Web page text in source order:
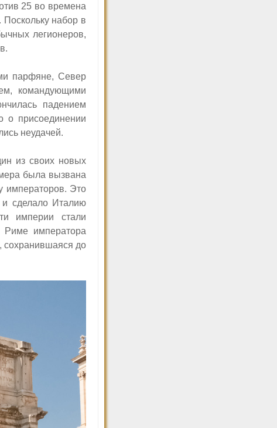
25 во времена
набор в
легионеров,
парфяне, Север
командующими
падением
о присоединении
неудачей.
из своих новых
была вызвана
императоров. Это
и сделало Италию
империи стали
императора
сохранившаяся до